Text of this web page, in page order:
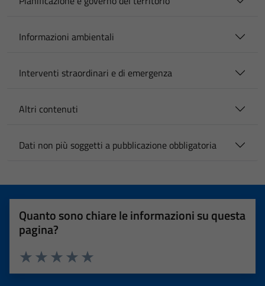
Informazioni ambientali
Interventi straordinari e di emergenza
Altri contenuti
Dati non più soggetti a pubblicazione obbligatoria
Quanto sono chiare le informazioni su questa
pagina?
Valuta 5 stelle su 5
Valuta 4 stelle su 5
Valuta 3 stelle su 5
Valuta 2 stelle su 5
Valuta 1 stelle su 5